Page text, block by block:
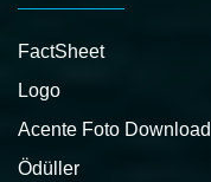
FactSheet
Logo
Acente Foto Download
Ödüller